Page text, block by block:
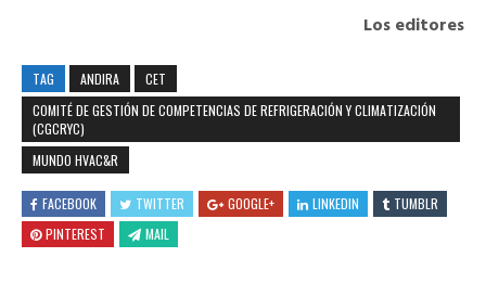
Los editores
TAG ANDIRA
CET
COMITÉ DE GESTIÓN DE COMPETENCIAS DE REFRIGERACIÓN Y CLIMATIZACIÓN
(CGCRYC)
MUNDO HVAC&R
FACEBOOK TWITTER GOOGLE+ LINKEDIN
TUMBLR
PINTEREST
MAIL